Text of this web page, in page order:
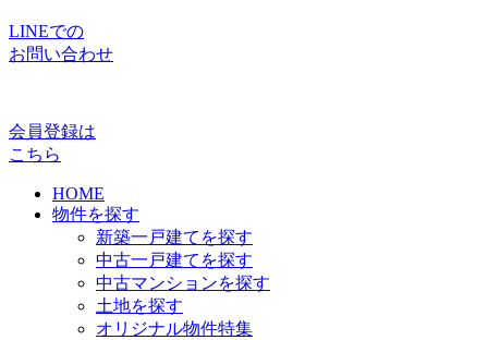
LINEでの
お問い合わせ
会員登録は
こちら
HOME
物件を探す
新築一戸建てを探す
中古一戸建てを探す
中古マンションを探す
土地を探す
オリジナル物件特集